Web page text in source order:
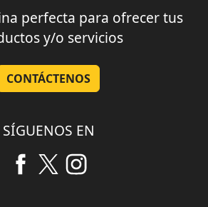
perfecta para ofrecer tus
y/o servicios
CONTÁCTENOS
SÍGUENOS EN